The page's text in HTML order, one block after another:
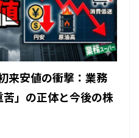
来安値の衝撃：業務
」の正体と今後の株